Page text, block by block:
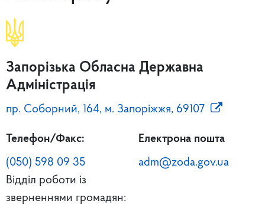
Запорізька Обласна Державна
Адміністрація
пр. Соборний, 164, м. Запоріжжя, 69107
Телефон/Факс:
(050) 598 09 35
Відділ роботи із
зверненнями громадян:
Електрона пошта
adm@zoda.gov.ua